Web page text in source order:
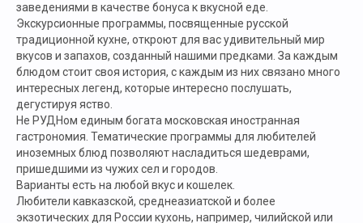
заведениями в качестве бонуса к вкусной еде.
Экскурсионные программы, посвященные русской
традиционной кухне, откроют для вас удивительный мир
вкусов и запахов, созданный нашими предками. За каждым
блюдом стоит своя история, с каждым из них связано много
интересных легенд, которые интересно послушать,
дегустируя яство.
Не РУДНом единым богата московская иностранная
гастрономия. Тематические программы для любителей
иноземных блюд позволяют насладиться шедеврами,
пришедшими из чужих сел и городов.
Варианты есть на любой вкус и кошелек.
Любители кавказской, среднеазиатской и более
экзотических для России кухонь, например, чилийской или